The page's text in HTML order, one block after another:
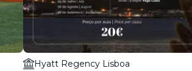
Hyatt Regency Lisboa